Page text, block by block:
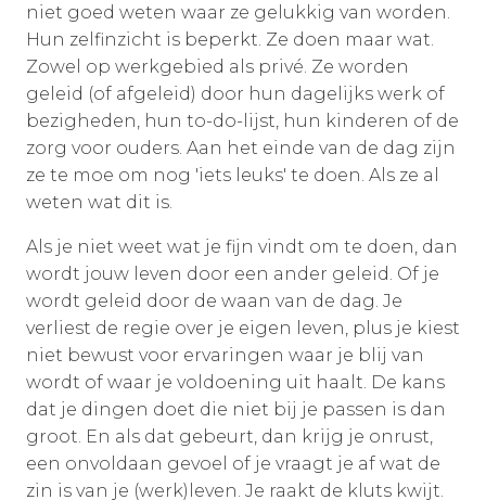
niet goed weten waar ze gelukkig van worden.
Hun zelfinzicht is beperkt. Ze doen maar wat.
Zowel op werkgebied als privé. Ze worden
geleid (of afgeleid) door hun dagelijks werk of
bezigheden, hun to-do-lijst, hun kinderen of de
zorg voor ouders. Aan het einde van de dag zijn
ze te moe om nog 'iets leuks' te doen. Als ze al
weten wat dit is.
Als je niet weet wat je fijn vindt om te doen, dan
wordt jouw leven door een ander geleid. Of je
wordt geleid door de waan van de dag. Je
verliest de regie over je eigen leven, plus je kiest
niet bewust voor ervaringen waar je blij van
wordt of waar je voldoening uit haalt. De kans
dat je dingen doet die niet bij je passen is dan
groot. En als dat gebeurt, dan krijg je onrust,
een onvoldaan gevoel of je vraagt je af wat de
zin is van je (werk)leven. Je raakt de kluts kwijt.